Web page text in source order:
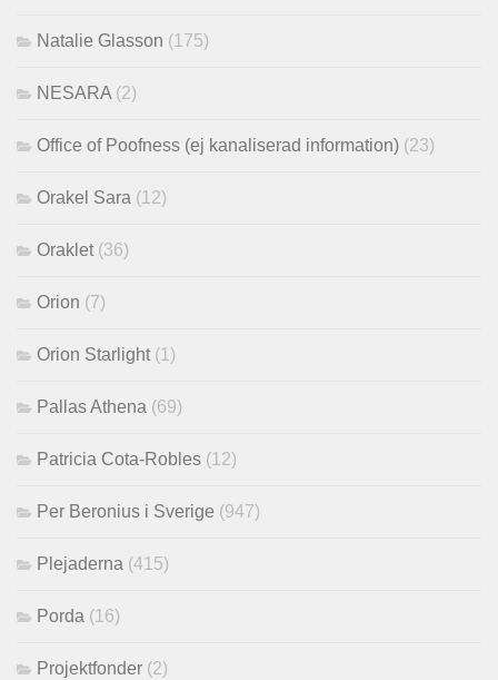
Natalie Glasson (175)
NESARA (2)
Office of Poofness (ej kanaliserad information) (23)
Orakel Sara (12)
Oraklet (36)
Orion (7)
Orion Starlight (1)
Pallas Athena (69)
Patricia Cota-Robles (12)
Per Beronius i Sverige (947)
Plejaderna (415)
Porda (16)
Projektfonder (2)